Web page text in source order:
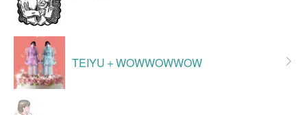
TEIYU＋WOWWOWWOW